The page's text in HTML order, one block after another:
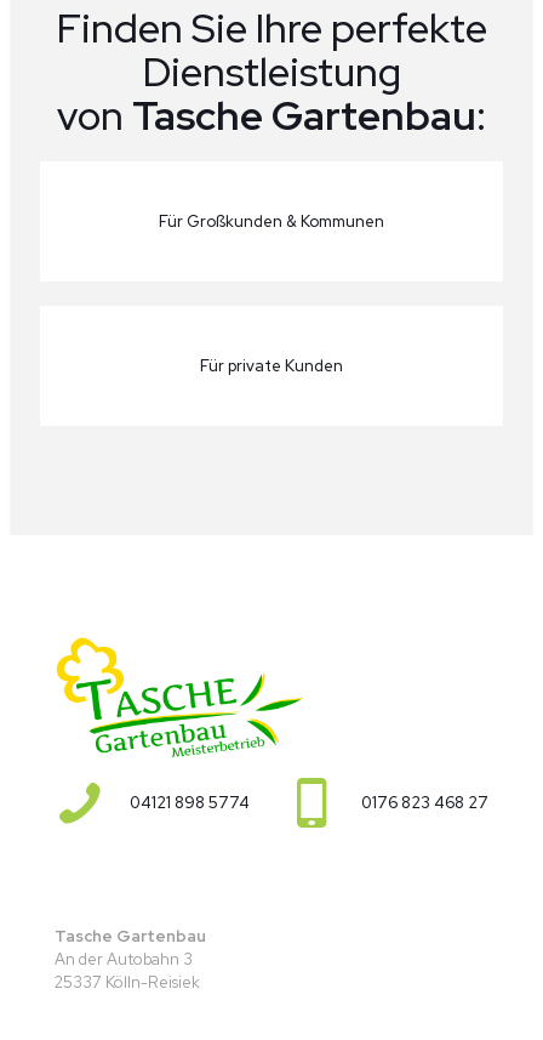
Finden Sie Ihre perfekte
Dienstleistung
von Tasche Gartenbau:
Für Großkunden & Kommunen
Für private Kunden
04121 898 5774 0176 823 468 27
Tasche Gartenbau
An der Autobahn 3
25337 Kölln-Reisiek